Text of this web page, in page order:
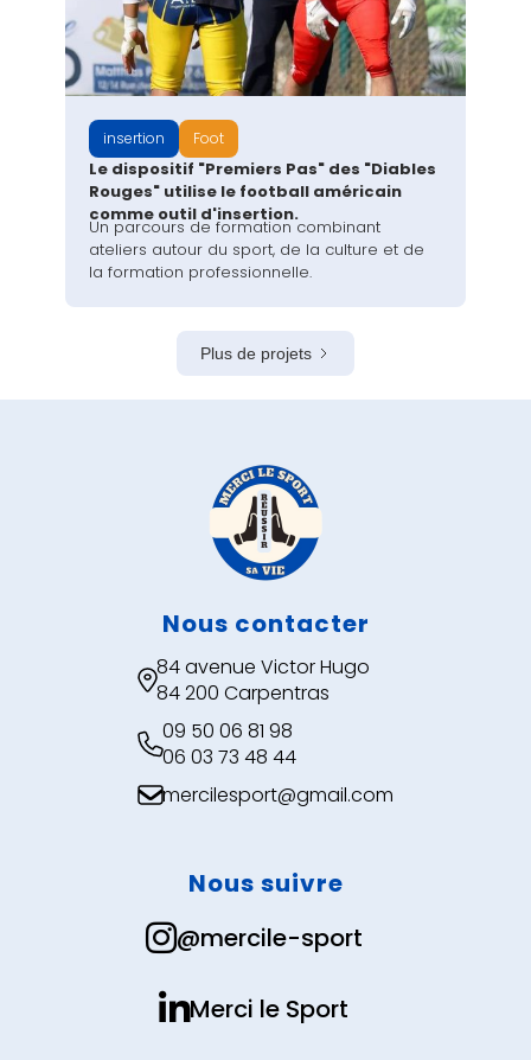
insertion Foot
Le dispositif "Premiers Pas" des "Diables
Rouges" utilise le football américain
comme outil d'insertion.
Un parcours de formation combinant
ateliers autour du sport, de la culture et de
la formation professionnelle.
Plus de projets
Nous contacter
84 avenue Victor Hugo
84 200 Carpentras
09 50 06 81 98
06 03 73 48 44
mercilesport@gmail.com
Nous suivre
@mercile-sport
Merci le Sport